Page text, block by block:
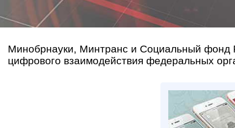
Минобрнауки, Минтранс и Социальный фонд
цифрового взаимодействия федеральных